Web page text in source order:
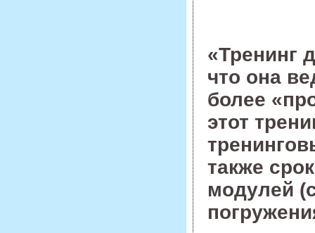
«Тренинг
что она
более
этот
также
модулей